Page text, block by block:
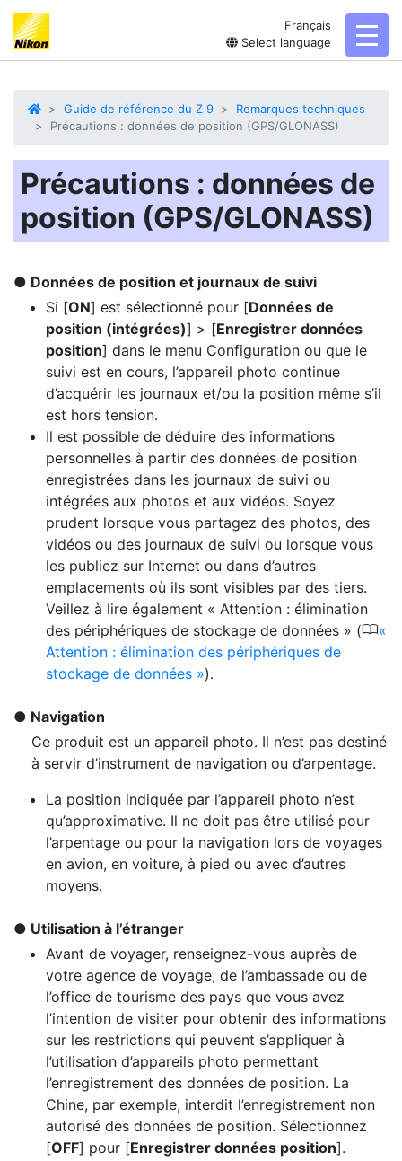
Français
Select language
Guide de référence du Z 9
Remarques techniques
Précautions : données de position (GPS/GLONASS)
Précautions : données de
position (GPS/GLONASS)
Données de position et journaux de suivi
Si [ON] est sélectionné pour [Données de
position (intégrées)] > [Enregistrer données
position] dans le menu Configuration ou que le
suivi est en cours, l’appareil photo continue
d’acquérir les journaux et/ou la position même s’il
est hors tension.
Il est possible de déduire des informations
personnelles à partir des données de position
enregistrées dans les journaux de suivi ou
intégrées aux photos et aux vidéos. Soyez
prudent lorsque vous partagez des photos, des
vidéos ou des journaux de suivi ou lorsque vous
les publiez sur Internet ou dans d’autres
emplacements où ils sont visibles par des tiers.
Veillez à lire également « Attention : élimination
des périphériques de stockage de données » (0
Attention : élimination des périphériques de
stockage de données
).
Navigation
Ce produit est un appareil photo. Il n’est pas destiné
à servir d’instrument de navigation ou d’arpentage.
La position indiquée par l’appareil photo n’est
qu’approximative. Il ne doit pas être utilisé pour
l’arpentage ou pour la navigation lors de voyages
en avion, en voiture, à pied ou avec d’autres
moyens.
Utilisation à l’étranger
Avant de voyager, renseignez-vous auprès de
votre agence de voyage, de l’ambassade ou de
l’office de tourisme des pays que vous avez
l’intention de visiter pour obtenir des informations
sur les restrictions qui peuvent s’appliquer à
l’utilisation d’appareils photo permettant
l’enregistrement des données de position. La
Chine, par exemple, interdit l’enregistrement non
autorisé des données de position. Sélectionnez
[OFF] pour [Enregistrer données position].